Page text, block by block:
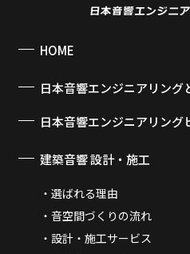
HOME
日本音響エンジニアリング
日本音響エンジニアリング
建築音響 設計・施工
選ばれる理由
音空間づくりの流れ
設計・施工サービス